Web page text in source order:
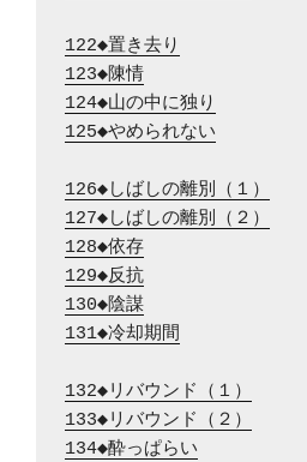
122◆置き去り
123◆陳情
124◆山の中に独り
125◆やめられない
126◆しばしの離別（１）
127◆しばしの離別（２）
128◆依存
129◆反抗
130◆陰謀
131◆冷却期間
132◆リバウンド（１）
133◆リバウンド（２）
134◆酔っぱらい